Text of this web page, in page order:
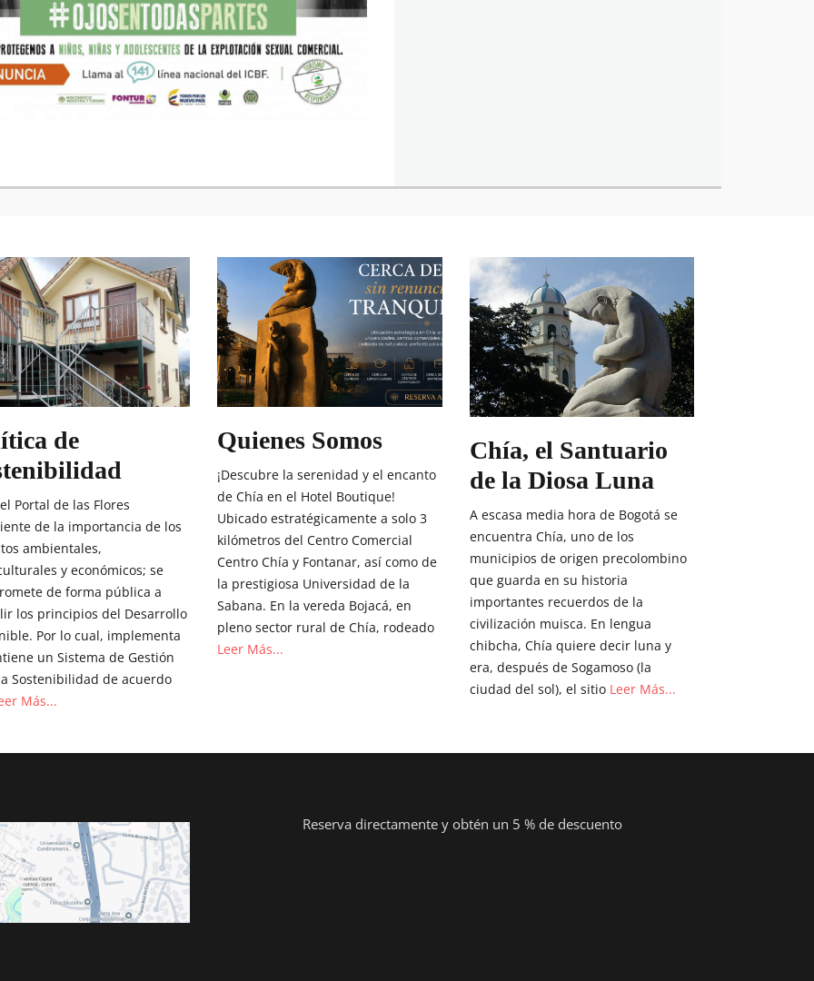
de
Portal de las Flores
de la importancia de los
ambientales,
y económicos; se
de forma pública a
los principios del Desarrollo
Por lo cual, implementa
un Sistema de Gestión
Sostenibilidad de acuerdo
Más...
Quienes Somos
¡Descubre la serenidad y el encanto
de Chía en el Hotel Boutique!
Ubicado estratégicamente a solo 3
kilómetros del Centro Comercial
Centro Chía y Fontanar, así como de
la prestigiosa Universidad de la
Sabana. En la vereda Bojacá, en
pleno sector rural de Chía, rodeado
Leer Más...
Chía, el Santuario
de la Diosa Luna
A escasa media hora de Bogotá se
encuentra Chía, uno de los
municipios de origen precolombino
que guarda en su historia
importantes recuerdos de la
civilización muisca. En lengua
chibcha, Chía quiere decir luna y
era, después de Sogamoso (la
ciudad del sol), el sitio Leer Más...
Reserva directamente y obtén un 5 % de descuento